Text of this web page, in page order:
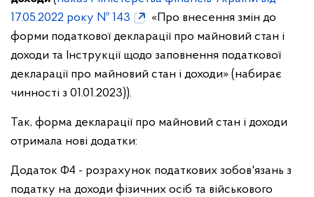
17.05.2022 року № 143
«Про внесення змін до
форми податкової декларації про майновий стан і
доходи та Інструкції щодо заповнення податкової
декларації про майновий стан і доходи» (набирає
чинності з 01.01.2023)).
Так, форма декларації про майновий стан і доходи
отримала нові додатки:
Додаток Ф4 - розрахунок податкових зобов'язань з
податку на доходи фізичних осіб та військового